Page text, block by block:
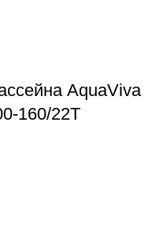
AquaViva
160/22T